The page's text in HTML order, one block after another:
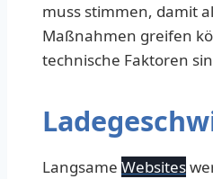
muss stimmen, damit
Maßnahmen greifen
technische Faktoren
Langsame Websites